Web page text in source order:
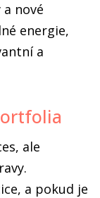
nové
energie,
a
ale
a pokud je